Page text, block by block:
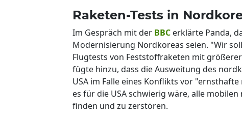
Raketen-Tests in
Im Gespräch mit der BBC erklärte Panda,
Modernisierung Nordkoreas seien. "Wir
Flugtests von Feststoffraketen mit
fügte hinzu, dass die Ausweitung des
USA im Falle eines Konflikts vor
es für die USA schwierig wäre, alle
finden und zu zerstören.